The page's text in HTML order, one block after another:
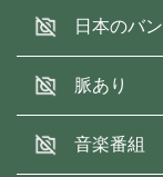
日本のバ
脈あり
音楽番組